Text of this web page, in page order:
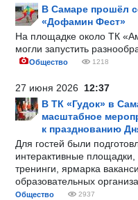
В Самаре прошёл
«Дофамин Фест»
На площадке около ТК
могли запустить
Общество 1218
27 июня 2026 12:37
В ТК «Гудок» в
масштабное
к празднованию
Для гостей были
интерактивные площадки,
тренинги, ярмарка
образовательных
Общество 2937